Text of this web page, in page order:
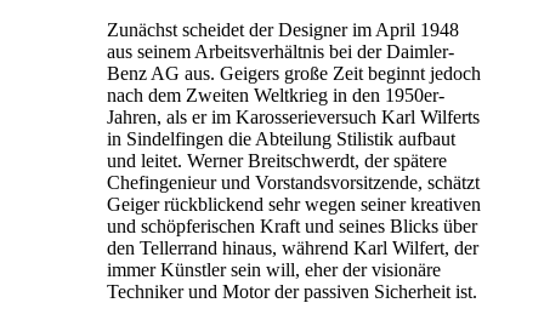
Zunächst scheidet der Designer im April 1948
aus seinem Arbeitsverhältnis bei der Daimler-
Benz AG aus. Geigers große Zeit beginnt jedoch
nach dem Zweiten Weltkrieg in den 1950er-
Jahren, als er im Karosserieversuch Karl Wilferts
in Sindelfingen die Abteilung Stilistik aufbaut
und leitet. Werner Breitschwerdt, der spätere
Chefingenieur und Vorstandsvorsitzende, schätzt
Geiger rückblickend sehr wegen seiner kreativen
und schöpferischen Kraft und seines Blicks über
den Tellerrand hinaus, während Karl Wilfert, der
immer Künstler sein will, eher der visionäre
Techniker und Motor der passiven Sicherheit ist.